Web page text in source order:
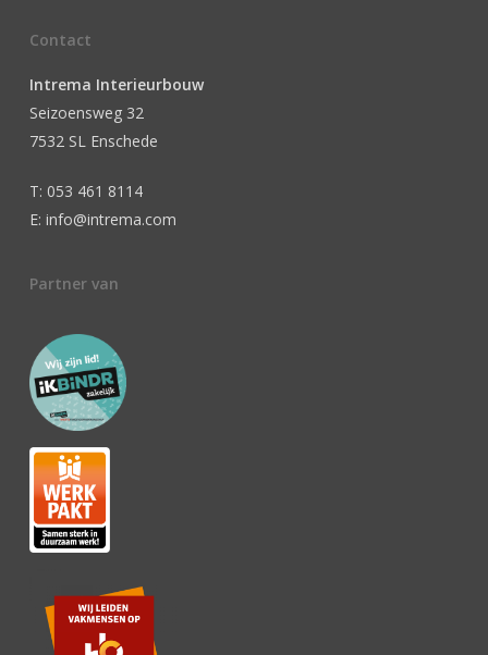
Contact
Intrema Interieurbouw
Seizoensweg 32
7532 SL Enschede
T: 053 461 8114
E: info@intrema.com
Partner van